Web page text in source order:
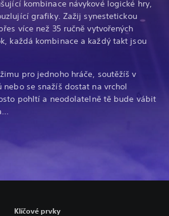
kombinace návykové logické hry,
grafiky. Zažij synestetickou
více než 35 ručně vytvořených
každá kombinace a každý takt jsou
pro jednoho hráče, soutěžíš v
nebo se snažíš dostat na vrchol
pohltí a neodolatelně tě bude vábit
Klíčové prvky